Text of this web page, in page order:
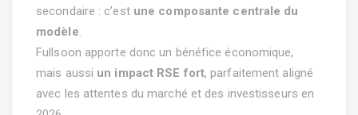
secondaire : c’est une composante centrale du
modèle.
Fullsoon apporte donc un bénéfice économique,
mais aussi un impact RSE fort, parfaitement aligné
avec les attentes du marché et des investisseurs en